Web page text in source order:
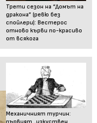
Трети сезон на “Домът на
дракона” (ревю без
спойлери): Вестерос
отново кърви по-красиво
от всякога
Механичният турчин: